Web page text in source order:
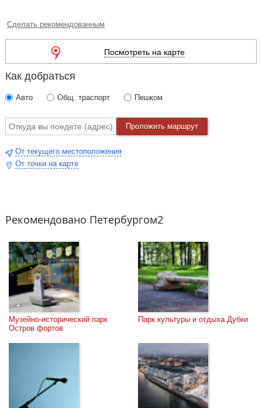
Сделать рекомендованным
Посмотреть на карте
Как добраться
Авто Общ. траспорт Пешком
Проложить маршрут
От текущего местоположения
От точки на карте
Рекомендовано Петербургом2
Музейно-исторический парк
Остров фортов
Парк культуры и отдыха Дубки